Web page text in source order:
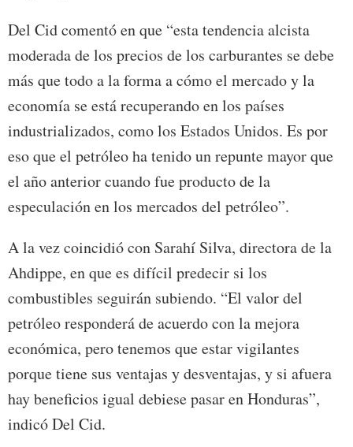
Del Cid comentó en que “esta tendencia alcista
moderada de los precios de los carburantes se debe
más que todo a la forma a cómo el mercado y la
economía se está recuperando en los países
industrializados, como los Estados Unidos. Es por
eso que el petróleo ha tenido un repunte mayor que
el año anterior cuando fue producto de la
especulación en los mercados del petróleo”.
A la vez coincidió con Sarahí Silva, directora de la
Ahdippe, en que es difícil predecir si los
combustibles seguirán subiendo. “El valor del
petróleo responderá de acuerdo con la mejora
económica, pero tenemos que estar vigilantes
porque tiene sus ventajas y desventajas, y si afuera
hay beneficios igual debiese pasar en Honduras”,
indicó Del Cid.